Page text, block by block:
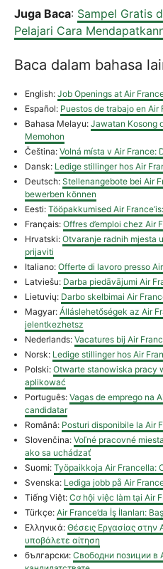
Juga Baca: Sampel Gratis
Pelajari Cara
Baca dalam bahasa
English: Job Openings at Air
Español: Puestos de trabajo en
Bahasa Melayu: Jawatan Kosong
Memohon
Čeština: Volná místa v Air France:
Dansk: Ledige stillinger hos Air
Deutsch: Stellenangebote bei Air
bewerben können
Eesti: Tööpakkumised Air
Français: Offres d’emploi chez Air
Hrvatski: Otvaranje radnih mjesta
prijaviti
Italiano: Offerte di lavoro presso
Latviešu: Darba piedāvājumi Air
Lietuvių: Darbo skelbimai Air
Magyar: Álláslehetőségek az Air
jelentkezhetsz
Nederlands: Vacatures bij Air
Norsk: Ledige stillinger hos Air
Polski: Otwarte stanowiska pracy
aplikować
Português: Vagas de emprego na
candidatar
Română: Posturi disponibile la Air
Slovenčina: Voľné pracovné
ako sa uchádzať
Suomi: Työpaikkoja Air Francella:
Svenska: Lediga jobb på Air
Tiếng Việt: Cơ hội việc làm tại Air
Türkçe: Air France’da İş İlanları:
Ελληνικά: Θέσεις Εργασίας
υποβάλετε αίτηση
български: Свободни позиции в